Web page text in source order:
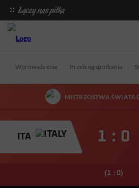
Wprowadzenie Przebieg spotkania
MISTRZOSTWA ŚWIATA
ITA 1 : 0
(1 : 0)